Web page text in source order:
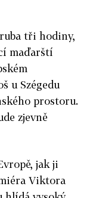
tři hodiny,
maďarští
u Szégedu
prostoru.
zjevně
jak ji
Viktora